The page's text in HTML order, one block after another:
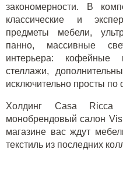
закономерности. В
классические и
предметы мебели,
панно, массивные
интерьера: кофейные
стеллажи,
исключительно просты
Холдинг Casa Ricca
монобрендовый салон
магазине вас ждут
текстиль из последних